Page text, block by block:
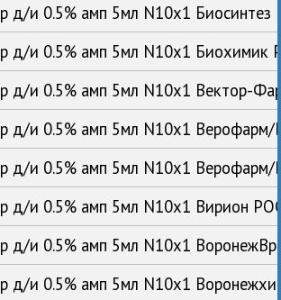
д/и 0.5% амп 5мл N10x1 Биосинтез
д/и 0.5% амп 5мл N10x1 Биохимик
д/и 0.5% амп 5мл N10x1 Вектор-
д/и 0.5% амп 5мл N10x1 Верофарм/
д/и 0.5% амп 5мл N10x1
д/и 0.5% амп 5мл N10x1 Вирион
д/и 0.5% амп 5мл N10x1
д/и 0.5% амп 5мл N10x1